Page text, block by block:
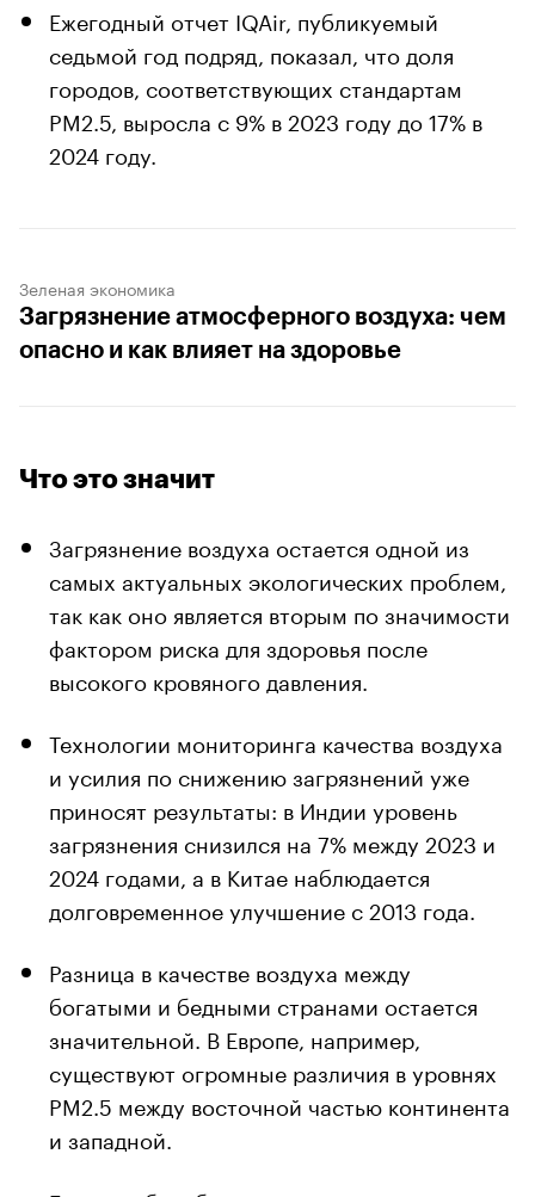
Ежегодный отчет IQAir, публикуемый
седьмой год подряд, показал, что доля
городов, соответствующих стандартам
PM2.5, выросла с 9% в 2023 году до 17% в
2024 году.
Зеленая экономика
Загрязнение атмосферного воздуха: чем
опасно и как влияет на здоровье
Что это значит
Загрязнение воздуха остается одной из
самых актуальных экологических проблем,
так как оно является вторым по значимости
фактором риска для здоровья после
высокого кровяного давления.
Технологии мониторинга качества воздуха
и усилия по снижению загрязнений уже
приносят результаты: в Индии уровень
загрязнения снизился на 7% между 2023 и
2024 годами, а в Китае наблюдается
долговременное улучшение с 2013 года.
Разница в качестве воздуха между
богатыми и бедными странами остается
значительной. В Европе, например,
существуют огромные различия в уровнях
PM2.5 между восточной частью континента
и западной.